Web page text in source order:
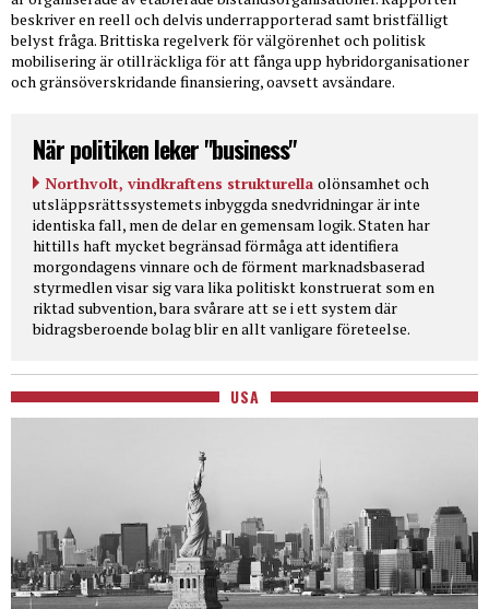
beskriver en reell och delvis underrapporterad samt bristfälligt
belyst fråga. Brittiska regelverk för välgörenhet och politisk
mobilisering är otillräckliga för att fånga upp hybridorganisationer
och gränsöverskridande finansiering, oavsett avsändare.
När politiken leker "business"
Northvolt, vindkraftens strukturella olönsamhet och
utsläppsrättssystemets inbyggda snedvridningar är inte
identiska fall, men de delar en gemensam logik. Staten har
hittills haft mycket begränsad förmåga att identifiera
morgondagens vinnare och de förment marknadsbaserad
styrmedlen visar sig vara lika politiskt konstruerat som en
riktad subvention, bara svårare att se i ett system där
bidragsberoende bolag blir en allt vanligare företeelse.
USA